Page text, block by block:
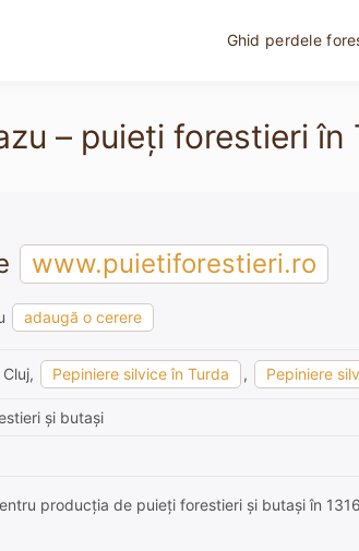
Ghid perdele
– puieți forestieri în
www.puietiforestieri.ro
adaugă o cerere
Pepiniere silvice în Turda , Pepiniere
și butași
producția de puieți forestieri și butași în